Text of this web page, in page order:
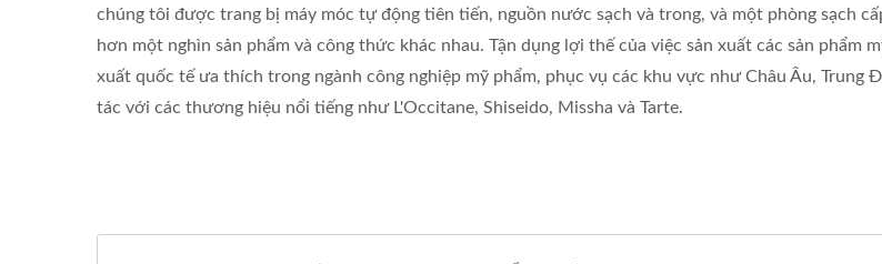
chúng tôi được trang bị máy móc tự động tiên tiến, nguồn nước sạch và trong, và một phòng sạch
hơn một nghìn sản phẩm và công thức khác nhau. Tận dụng lợi thế của việc sản xuất các sản phẩm
xuất quốc tế ưa thích trong ngành công nghiệp mỹ phẩm, phục vụ các khu vực như Châu Âu,
tác với các thương hiệu nổi tiếng như L'Occitane, Shiseido, Missha và Tarte.